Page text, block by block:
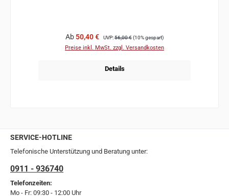
Verkaufspreis:
Ab50,40 € Regulärer Preis:
UVP:56,00 €(10% gespart)
Preise inkl. MwSt. zzgl. Versandkosten
Details
SERVICE-HOTLINE
Telefonische Unterstützung und Beratung unter:
0911 - 936740
Telefonzeiten:
Mo - Fr: 09:30 - 12:00 Uhr